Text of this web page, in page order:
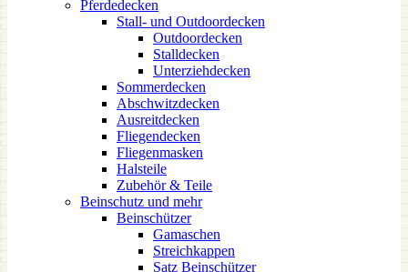
Pferdedecken
Stall- und Outdoordecken
Outdoordecken
Stalldecken
Unterziehdecken
Sommerdecken
Abschwitzdecken
Ausreitdecken
Fliegendecken
Fliegenmasken
Halsteile
Zubehör & Teile
Beinschutz und mehr
Beinschützer
Gamaschen
Streichkappen
Satz Beinschützer